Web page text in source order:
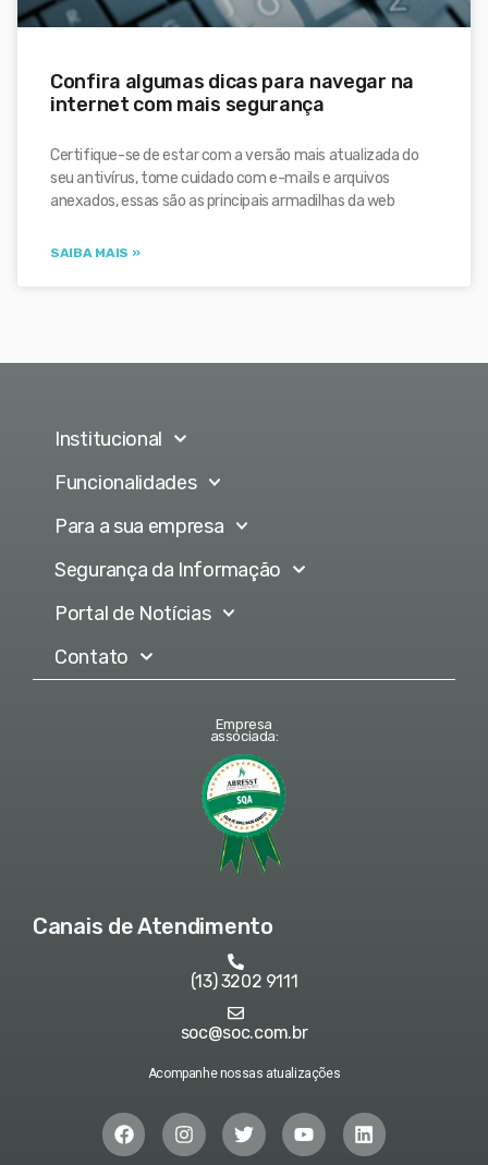
Confira algumas dicas para navegar na
internet com mais segurança
Certifique-se de estar com a versão mais atualizada do
seu antivírus, tome cuidado com e-mails e arquivos
anexados, essas são as principais armadilhas da web
SAIBA MAIS »
Institucional
Funcionalidades
Para a sua empresa
Segurança da Informação
Portal de Notícias
Contato
Empresa
associada:
Canais de Atendimento
(13) 3202 9111
soc@soc.com.br
Acompanhe nossas atualizações